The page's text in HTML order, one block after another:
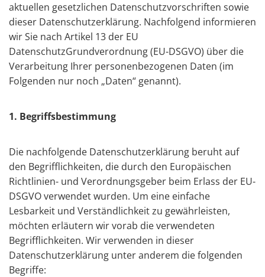
aktuellen gesetzlichen Datenschutzvorschriften sowie
dieser Datenschutzerklärung. Nachfolgend informieren
wir Sie nach Artikel 13 der EU
DatenschutzGrundverordnung (EU-DSGVO) über die
Verarbeitung Ihrer personenbezogenen Daten (im
Folgenden nur noch „Daten“ genannt).
1. Begriffsbestimmung
Die nachfolgende Datenschutzerklärung beruht auf
den Begrifflichkeiten, die durch den Europäischen
Richtlinien- und Verordnungsgeber beim Erlass der EU-
DSGVO verwendet wurden. Um eine einfache
Lesbarkeit und Verständlichkeit zu gewährleisten,
möchten erläutern wir vorab die verwendeten
Begrifflichkeiten. Wir verwenden in dieser
Datenschutzerklärung unter anderem die folgenden
Begriffe: